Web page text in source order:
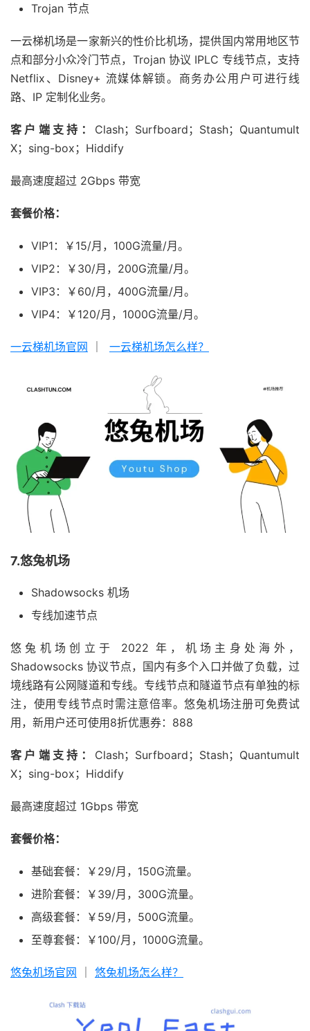
Trojan 节点
一云梯机场是一家新兴的性价比机场，提供国内常用地区节
点和部分小众冷门节点，Trojan 协议 IPLC 专线节点，支持
Netflix、Disney+ 流媒体解锁。商务办公用户可进行线
路、IP 定制化业务。
客户端支持： Clash；Surfboard；Stash；Quantumult
X；sing-box；Hiddify
最高速度超过 2Gbps 带宽
套餐价格：
VIP1：￥15/月，100G流量/月。
VIP2：￥30/月，200G流量/月。
VIP3：￥60/月，400G流量/月。
VIP4：￥120/月，1000G流量/月。
一云梯机场官网 一云梯机场怎么样？
7.悠兔机场
Shadowsocks 机场
专线加速节点
悠兔机场创立于 2022 年，机场主身处海外，
Shadowsocks 协议节点，国内有多个入口并做了负载，过
境线路有公网隧道和专线。专线节点和隧道节点有单独的标
注，使用专线节点时需注意倍率。悠兔机场注册可免费试
用，新用户还可使用8折优惠券：888
客户端支持： Clash；Surfboard；Stash；Quantumult
X；sing-box；Hiddify
最高速度超过 1Gbps 带宽
套餐价格：
基础套餐：￥29/月，150G流量。
进阶套餐：￥39/月，300G流量。
高级套餐：￥59/月，500G流量。
至尊套餐：￥100/月，1000G流量。
悠兔机场官网 悠兔机场怎么样？